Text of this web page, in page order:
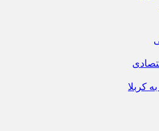
کربلا